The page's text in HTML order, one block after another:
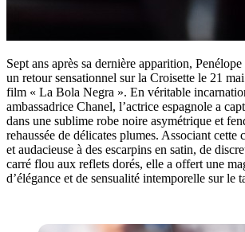
Sept ans après sa dernière apparition,
un retour sensationnel sur la Croisette le 21
film « La Bola Negra ». En véritable
ambassadrice Chanel, l’actrice espagnole a
dans une sublime robe noire asymétrique et
rehaussée de délicates plumes. Associant cette
et audacieuse à des escarpins en satin, de
carré flou aux reflets dorés, elle a offert une
d’élégance et de sensualité intemporelle sur le